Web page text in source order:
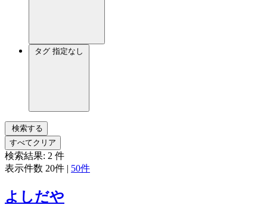
タグ 指定なし
検索する
すべてクリア
検索結果: 2 件
表示件数 20件 | 50件
よしだや